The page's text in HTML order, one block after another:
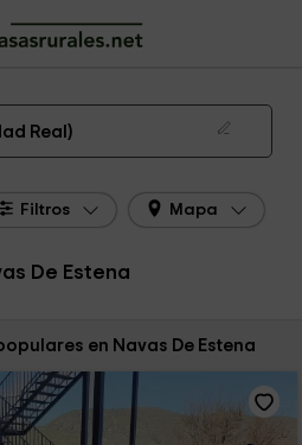
Navas De Estena
De Estena de 2026
Real)
Filtros Mapa
De Estena
en Navas De Estena